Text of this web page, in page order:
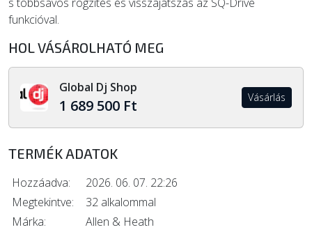
funkcióval.
HOL VÁSÁROLHATÓ MEG
Global Dj Shop
1 689 500 Ft Vásárlás
TERMÉK ADATOK
Hozzáadva:
2026. 06. 07. 22:26
Megtekintve:
32 alkalommal
Márka:
Allen & Heath